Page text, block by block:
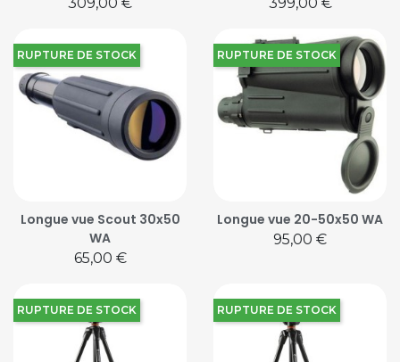
Longue vue Scout 30x50
WA
Prix
65,00 €
RUPTURE DE STOCK
Longue vue 20-50x50 WA
Prix
95,00 €
RUPTURE DE STOCK
RUPTURE DE STOCK RUPTURE DE STOCK